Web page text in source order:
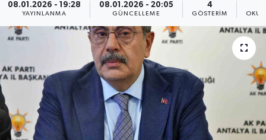
08.01.2026 - 19:28
YAYINLANMA
08.01.2026 - 20:05
GÜNCELLEME
4
GÖSTERIM